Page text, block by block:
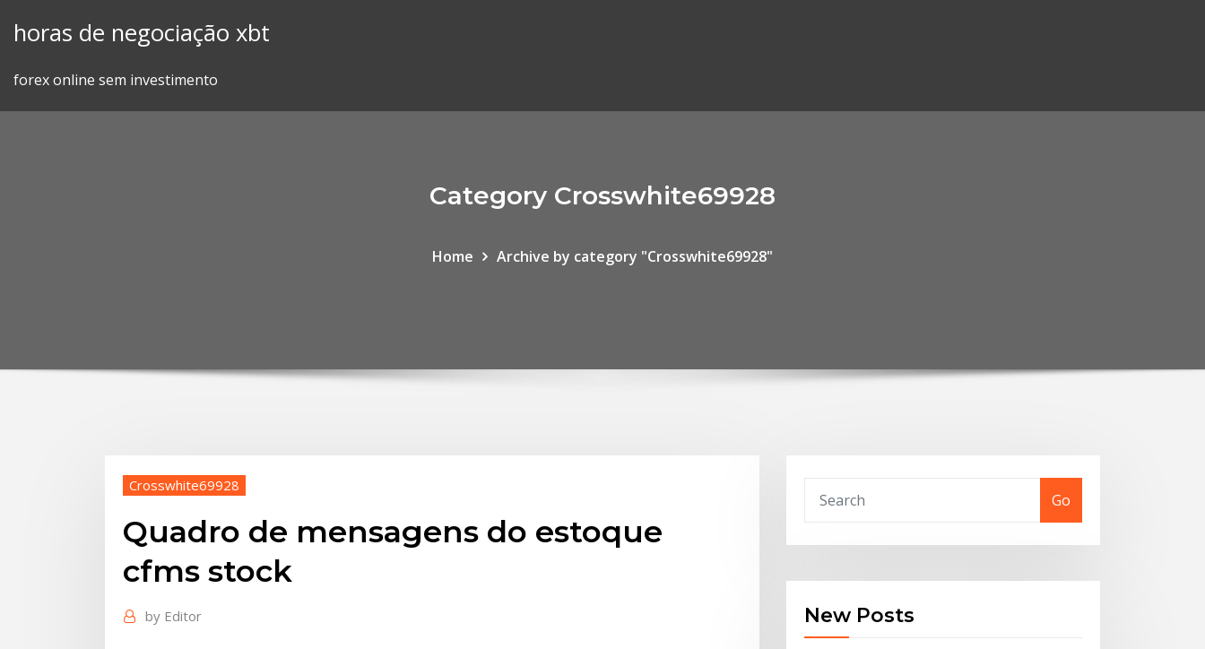
horas de negociação xbt
forex online sem investimento
Category Crosswhite69928
Home Archive by category "Crosswhite69928"
Crosswhite69928
Quadro de mensagens do estoque
cfms stock
by Editor
Go
New Posts